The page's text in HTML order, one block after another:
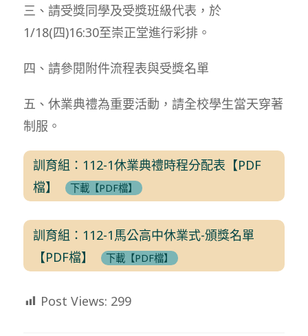
三、請受獎同學及受獎班級代表，於
1/18(四)16:30至崇正堂進行彩排。
四、請參閱附件流程表與受獎名單
五、休業典禮為重要活動，請全校學生當天穿著
制服。
訓育組：112-1休業典禮時程分配表【PDF
檔】
下載【PDF檔】
訓育組：112-1馬公高中休業式-頒獎名單
【PDF檔】
下載【PDF檔】
Post Views: 299